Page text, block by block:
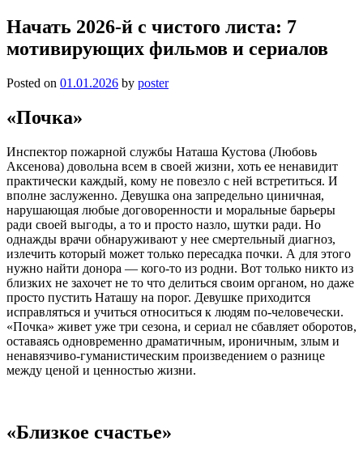
Начать 2026-й с чистого листа: 7
мотивирующих фильмов и сериалов
Posted on 01.01.2026 by poster
«Почка»
Инспектор пожарной службы Наташа Кустова (Любовь
Аксенова) довольна всем в своей жизни, хоть ее ненавидит
практически каждый, кому не повезло с ней встретиться. И
вполне заслуженно. Девушка она запредельно циничная,
нарушающая любые договоренности и моральные барьеры
ради своей выгоды, а то и просто назло, шутки ради. Но
однажды врачи обнаруживают у нее смертельный диагноз,
излечить который может только пересадка почки. А для этого
нужно найти донора — кого-то из родни. Вот только никто из
близких не захочет не то что делиться своим органом, но даже
просто пустить Наташу на порог. Девушке приходится
исправляться и учиться относиться к людям по-человечески.
«Почка» живет уже три сезона, и сериал не сбавляет оборотов,
оставаясь одновременно драматичным, ироничным, злым и
ненавязчиво-гуманистическим произведением о разнице
между ценой и ценностью жизни.
«Близкое счастье»